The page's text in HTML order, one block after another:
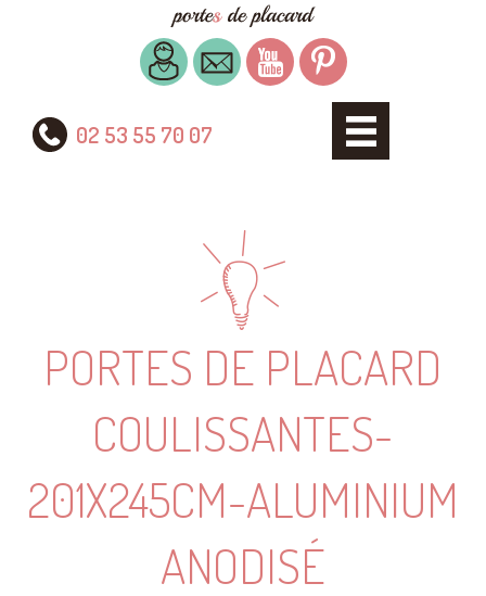
02 53 55 70 07
PORTES DE PLACARD
COULISSANTES-
201X245CM-ALUMINIUM
ANODISÉ